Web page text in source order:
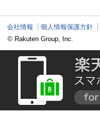
会社情報 個人情報保護方針
© Rakuten Group, Inc.